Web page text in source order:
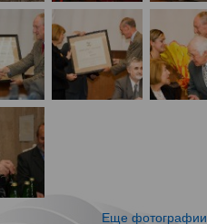
Еще фотографии